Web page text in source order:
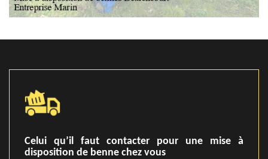
Celui qu’il faut contacter pour une mise à
disposition de benne chez vous